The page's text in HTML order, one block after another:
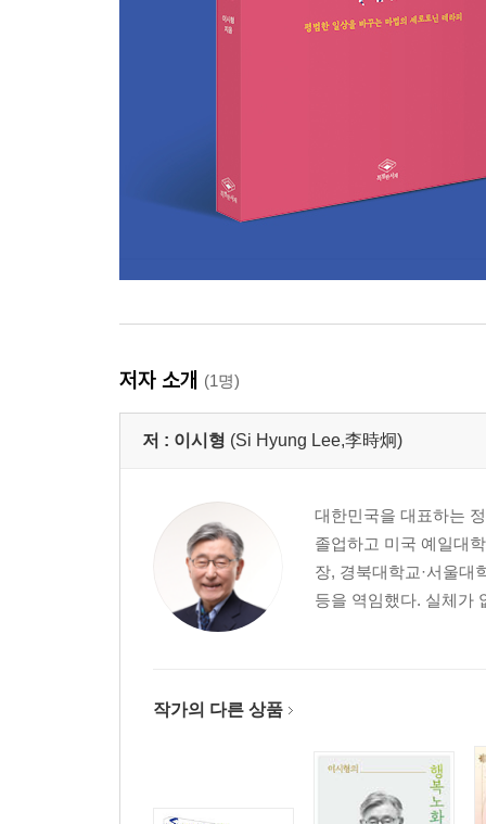
심신의 조화와 균형
세로토닌의 고유 기능
예방의 시대, 면역의 시대
세로토닌 문화 운동
코로나19 사태가 보여준 교훈
한국인의 원초적 기질과 역사적 변천
반도적 기질
저자 소개 (1명)
저 : 이시형 (Si Hyung Lee,李時炯)
대한민국을 대표하는
졸업하고 미국 예일대
장, 경북대학교·서울대
등을 역임했다. 실체가
작가의 다른 상품